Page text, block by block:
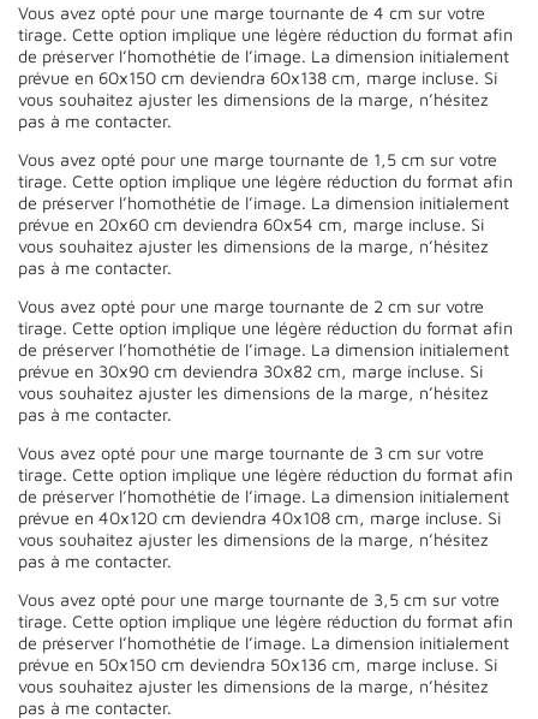
Vous avez opté pour une marge tournante de 4 cm sur votre
tirage. Cette option implique une légère réduction du format afin
de préserver l’homothétie de l’image. La dimension initialement
prévue en 60x150 cm deviendra 60x138 cm, marge incluse. Si
vous souhaitez ajuster les dimensions de la marge, n’hésitez
pas à me contacter.
Vous avez opté pour une marge tournante de 1,5 cm sur votre
tirage. Cette option implique une légère réduction du format afin
de préserver l’homothétie de l’image. La dimension initialement
prévue en 20x60 cm deviendra 60x54 cm, marge incluse. Si
vous souhaitez ajuster les dimensions de la marge, n’hésitez
pas à me contacter.
Vous avez opté pour une marge tournante de 2 cm sur votre
tirage. Cette option implique une légère réduction du format afin
de préserver l’homothétie de l’image. La dimension initialement
prévue en 30x90 cm deviendra 30x82 cm, marge incluse. Si
vous souhaitez ajuster les dimensions de la marge, n’hésitez
pas à me contacter.
Vous avez opté pour une marge tournante de 3 cm sur votre
tirage. Cette option implique une légère réduction du format afin
de préserver l’homothétie de l’image. La dimension initialement
prévue en 40x120 cm deviendra 40x108 cm, marge incluse. Si
vous souhaitez ajuster les dimensions de la marge, n’hésitez
pas à me contacter.
Vous avez opté pour une marge tournante de 3,5 cm sur votre
tirage. Cette option implique une légère réduction du format afin
de préserver l’homothétie de l’image. La dimension initialement
prévue en 50x150 cm deviendra 50x136 cm, marge incluse. Si
vous souhaitez ajuster les dimensions de la marge, n’hésitez
pas à me contacter.